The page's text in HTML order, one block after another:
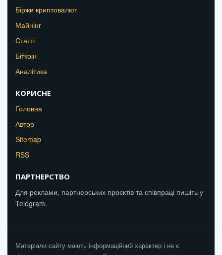
Біржи криптовалют
Майнінг
Статті
Біткоін
Аналітика
КОРИСНЕ
Головна
Автор
Sitemap
RSS
ПАРТНЕРСТВО
Для реклами, партнерських проєктів та співпраці пишіть у
Telegram.
Матеріали сайту мають інформаційний характер і не є